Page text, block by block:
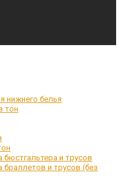
нижнего белья
тон
и трусов
и трусов (без